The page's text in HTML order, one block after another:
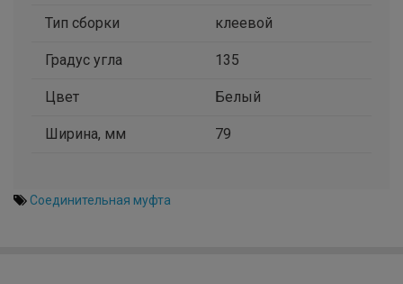
Тип сборки клеевой
Градус угла 135
Цвет Белый
Ширина, мм 79
Соединительная муфта